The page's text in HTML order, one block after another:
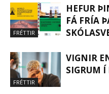
FRÉTTIR
HEFUR
FÁ FRÍA
FRÉTTIR
VIGNIR
SIGRUM Í